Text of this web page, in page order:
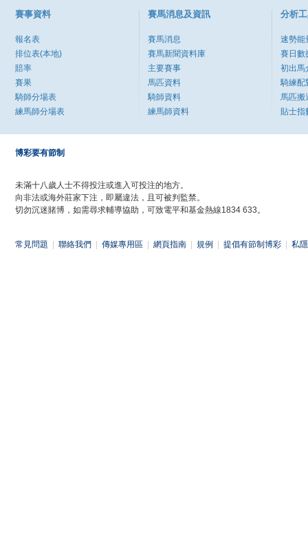
賽事資料
報名表
排位表(本地)
賠率
賽果
騎師分場表
練馬師分場表
賽馬消息及資訊
賽馬消息
賽馬新聞資料庫
主要賽事
馬匹資料
騎師資料
練馬師資料
分析
速勢能
賽日數
初出馬
騎練配
馬匹搬
貼士指
博彩要有節制
未滿十八歲人士不得投注或進入可投注的地方。
向非法或海外莊家下注，即屬違法，且可被判監禁。
切勿沉迷賭博，如需尋求輔導協助，可致電平和基金熱線1834 633。
常見問題 聯絡我們 傳媒專用區 網頁指南 規例 提倡有節制博彩 私